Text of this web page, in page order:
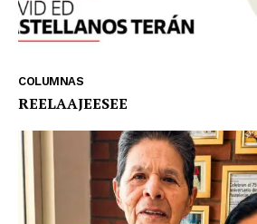
COLUMNAS
REELAAJEESEE